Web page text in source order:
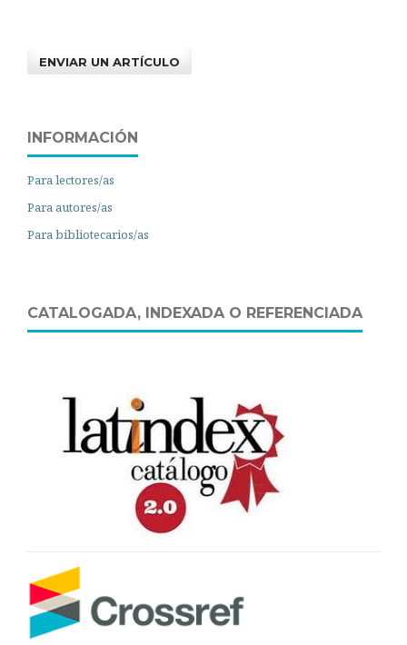
ENVIAR UN ARTÍCULO
INFORMACIÓN
Para lectores/as
Para autores/as
Para bibliotecarios/as
CATALOGADA, INDEXADA O REFERENCIADA